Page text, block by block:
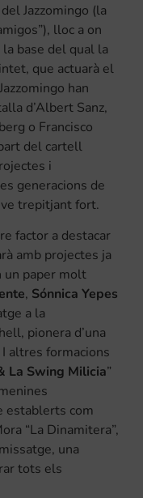
Jazzomingo (la
lloc a on
base del qual la
que actuarà el
han
d’Albert Sanz,
o Francisco
del cartell
i
generacions de
ve trepitjant fort.
factor a destacar
amb projectes ja
un paper molt
, Sónnica Yepes
a la
pionera d’una
altres formacions
La Swing Milicia”
establerts com
“La Dinamitera”,
una
tots els